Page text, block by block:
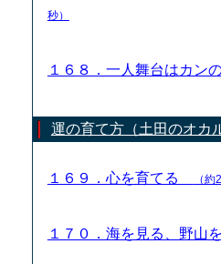
秒）
１６８．一人舞台はカン
運の育て方（土田のオカ
１６９．心を育てる （約
１７０．海を見る、野山